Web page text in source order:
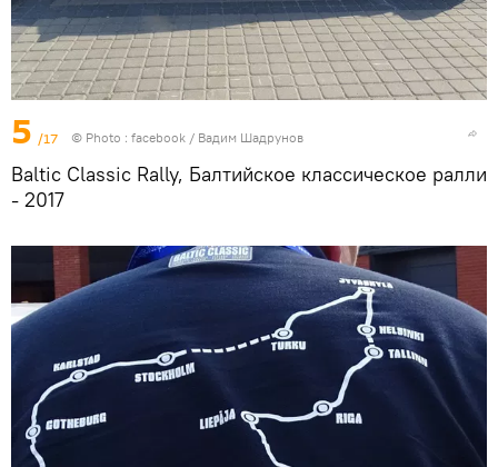
5 /17 © Photo : facebook / Вадим Шадрунов
Baltic Classic Rally, Балтийское классическое ралли
- 2017